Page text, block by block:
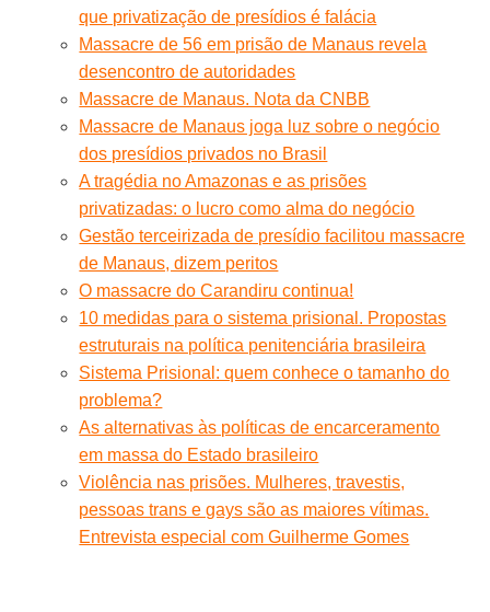
que privatização de presídios é falácia
Massacre de 56 em prisão de Manaus revela
desencontro de autoridades
Massacre de Manaus. Nota da CNBB
Massacre de Manaus joga luz sobre o negócio
dos presídios privados no Brasil
A tragédia no Amazonas e as prisões
privatizadas: o lucro como alma do negócio
Gestão terceirizada de presídio facilitou massacre
de Manaus, dizem peritos
O massacre do Carandiru continua!
10 medidas para o sistema prisional. Propostas
estruturais na política penitenciária brasileira
Sistema Prisional: quem conhece o tamanho do
problema?
As alternativas às políticas de encarceramento
em massa do Estado brasileiro
Violência nas prisões. Mulheres, travestis,
pessoas trans e gays são as maiores vítimas.
Entrevista especial com Guilherme Gomes